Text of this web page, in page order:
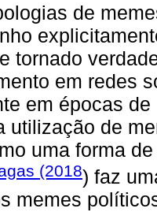
de
tornado
em redes
em épocas
utilização de
uma forma
(2018) faz
memes